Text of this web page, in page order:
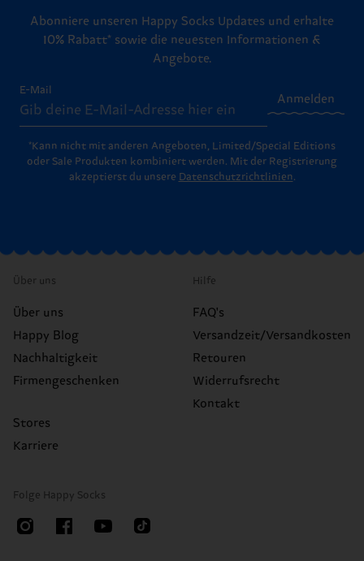
Abonniere unseren Happy Socks Updates und erhalte
10% Rabatt* sowie die neuesten Informationen &
Angebote.
E-Mail
Anmelden
*Kann nicht mit anderen Angeboten, Limited/Special Editions
oder Sale Produkten kombiniert werden. Mit der Registrierung
akzeptierst du unsere Datenschutzrichtlinien.
Über uns
Über uns
Happy Blog
Nachhaltigkeit
Firmengeschenken
Stores
Karriere
Hilfe
FAQ's
Versandzeit/Versandkosten
Retouren
Widerrufsrecht
Kontakt
Folge Happy Socks